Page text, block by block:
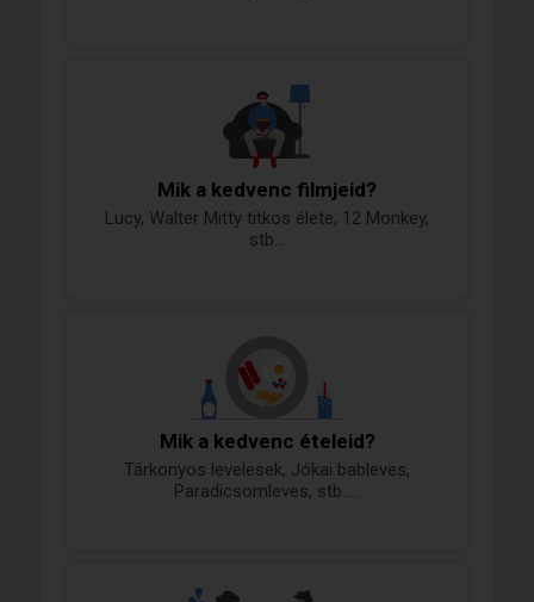
Mik a kedvenc filmjeid?
Lucy, Walter Mitty titkos élete, 12 Monkey,
stb...
Mik a kedvenc ételeid?
Tárkonyos levelesek, Jókai bableves,
Paradicsomleves, stb.....